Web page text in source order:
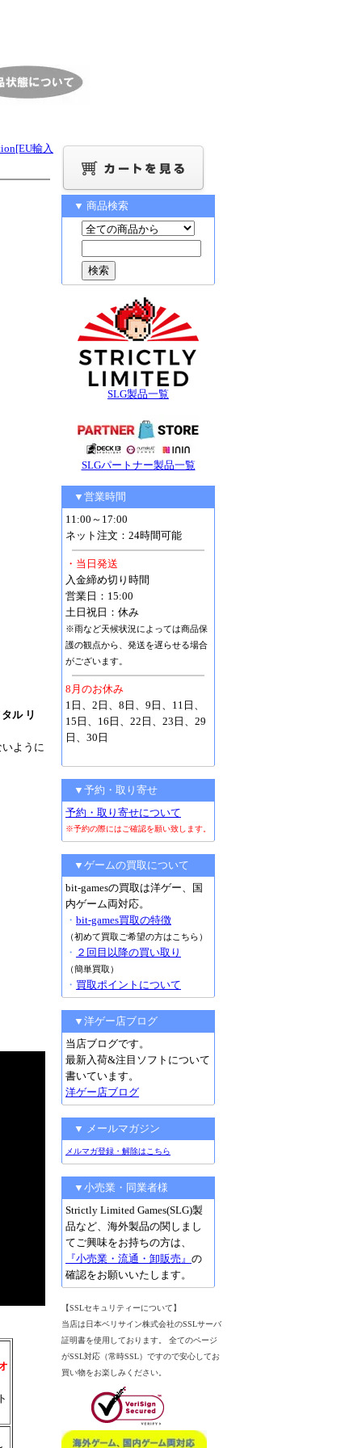
輸入
ル リ
ように
▼ 商品検索
SLG製品一覧
SLGパートナー製品一覧
▼営業時間
11:00～17:00
ネット注文：24時間可能
・当日発送
入金締め切り時間
営業日：15:00
土日祝日：休み
※雨など天候状況によっては商品保
護の観点から、発送を遅らせる場合
がございます。
8月のお休み
1日、2日、8日、9日、11日、
15日、16日、22日、23日、29
日、30日
▼予約・取り寄せ
予約・取り寄せについて
※予約の際にはご確認を願い致します。
▼ゲームの買取について
bit-gamesの買取は洋ゲー、国
内ゲーム両対応。
・ bit-games買取の特徴
（初めて買取ご希望の方はこちら）
・ ２回目以降の買い取り
（簡単買取）
・ 買取ポイントについて
▼洋ゲー店ブログ
当店ブログです。
最新入荷&注目ソフトについて
書いています。
洋ゲー店ブログ
▼ メールマガジン
メルマガ登録・解除はこちら
▼小売業・同業者様
Strictly Limited Games(SLG)製
品など、海外製品の関しまし
てご興味をお持ちの方は、
『小売業・流通・卸販売』 の
確認をお願いいたします。
【SSLセキュリティーについて】
当店は日本ベリサイン株式会社のSSLサーバ
証明書を使用しております。 全てのページ
がSSL対応（常時SSL）ですので安心してお
買い物をお楽しみください。